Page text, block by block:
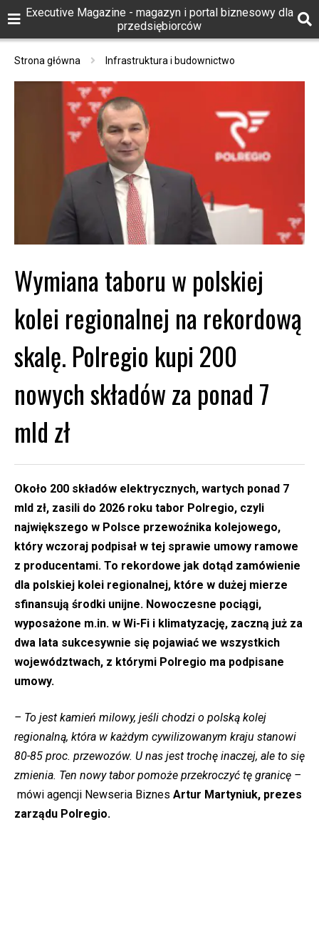
Executive Magazine - magazyn i portal biznesowy dla
przedsiębiorców
Strona główna Infrastruktura i budownictwo
Wymiana taboru w polskiej
kolei regionalnej na rekordową
skalę. Polregio kupi 200
nowych składów za ponad 7
mld zł
Około 200 składów elektrycznych, wartych ponad 7
mld zł, zasili do 2026 roku tabor Polregio, czyli
największego w Polsce przewoźnika kolejowego,
który wczoraj podpisał w tej sprawie umowy ramowe
z producentami. To rekordowe jak dotąd zamówienie
dla polskiej kolei regionalnej, które w dużej mierze
sfinansują środki unijne. Nowoczesne pociągi,
wyposażone m.in. w Wi-Fi i klimatyzację, zaczną już za
dwa lata sukcesywnie się pojawiać we wszystkich
województwach, z którymi Polregio ma podpisane
umowy.
– To jest kamień milowy, jeśli chodzi o polską kolej
regionalną, która w każdym cywilizowanym kraju stanowi
80-85 proc. przewozów. U nas jest trochę inaczej, ale to się
zmienia. Ten nowy tabor pomoże przekroczyć tę granicę –
mówi agencji Newseria Biznes Artur Martyniuk, prezes
zarządu Polregio.